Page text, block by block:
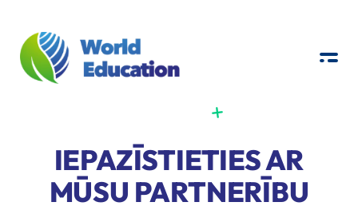
IEPAZĪSTIETIES AR
MŪSU PARTNERĪBU